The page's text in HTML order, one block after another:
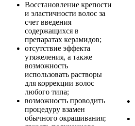
Восстановление крепости
и эластичности волос за
счет введения
содержащихся в
препаратах керамидов;
отсутствие эффекта
утяжеления, а также
возможность
использовать растворы
для коррекции волос
любого типа;
возможность проводить
процедуру взамен
обычного окрашивания;